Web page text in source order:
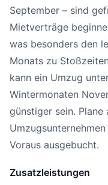
September – sind
Mietverträge
was besonders den
Monats zu
kann ein Umzug
Wintermonaten
günstiger sein.
Voraus ausgebucht.
Zusatzleistungen